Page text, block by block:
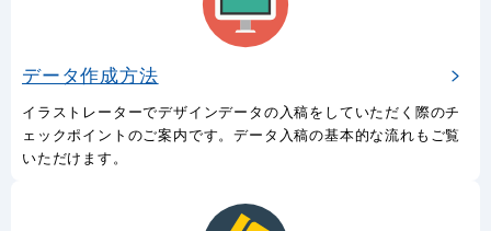
データ作成方法
イラストレーターでデザインデータの入稿をしていただく際のチ
ェックポイントのご案内です。データ入稿の基本的な流れもご覧
いただけます。